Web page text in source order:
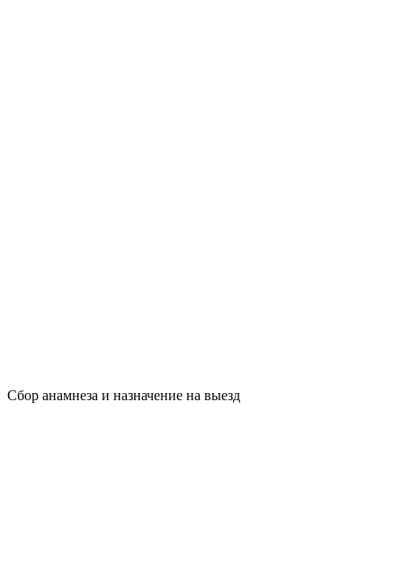
Сбор анамнеза и назначение на выезд